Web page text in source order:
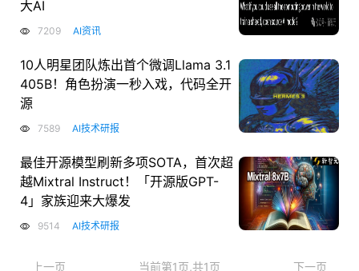
大AI
7209 AI资讯
10人明星团队炼出首个微调Llama 3.1
405B！角色扮演一秒入戏，代码全开
源
7589 AI技术研报
最佳开源模型刷新多项SOTA，首次超
越Mixtral Instruct！「开源版GPT-
4」家族迎来大爆发
9514 AI技术研报
上一页 当前第1页,共1页 下一页